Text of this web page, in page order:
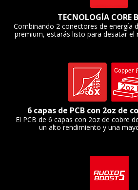
TECNOLOGÍA CORE
Combinando 2 conectores de energía
premium, estarás listo para desatar el
6 capas de PCB con 2oz de
El PCB de 6 capas con 2oz de cobre
un alto rendimiento y una